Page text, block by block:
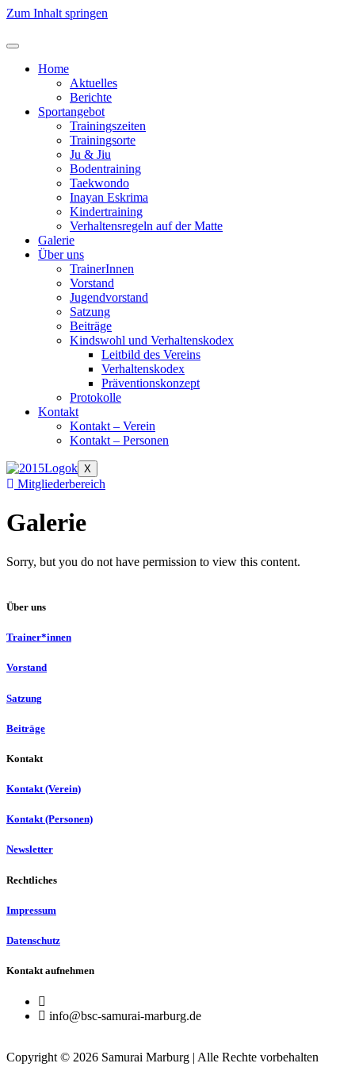
Zum Inhalt springen
Home
Aktuelles
Berichte
Sportangebot
Trainingszeiten
Trainingsorte
Ju & Jiu
Bodentraining
Taekwondo
Inayan Eskrima
Kindertraining
Verhaltensregeln auf der Matte
Galerie
Über uns
TrainerInnen
Vorstand
Jugendvorstand
Satzung
Beiträge
Kindswohl und Verhaltenskodex
Leitbild des Vereins
Verhaltenskodex
Präventionskonzept
Protokolle
Kontakt
Kontakt – Verein
Kontakt – Personen
X
Mitgliederbereich
Galerie
Sorry, but you do not have permission to view this content.
Über uns
Trainer*innen
Vorstand
Satzung
Beiträge
Kontakt
Kontakt (Verein)
Kontakt (Personen)
Newsletter
Rechtliches
Impressum
Datenschutz
Kontakt aufnehmen
info@bsc-samurai-marburg.de
Copyright © 2026 Samurai Marburg | Alle Rechte vorbehalten